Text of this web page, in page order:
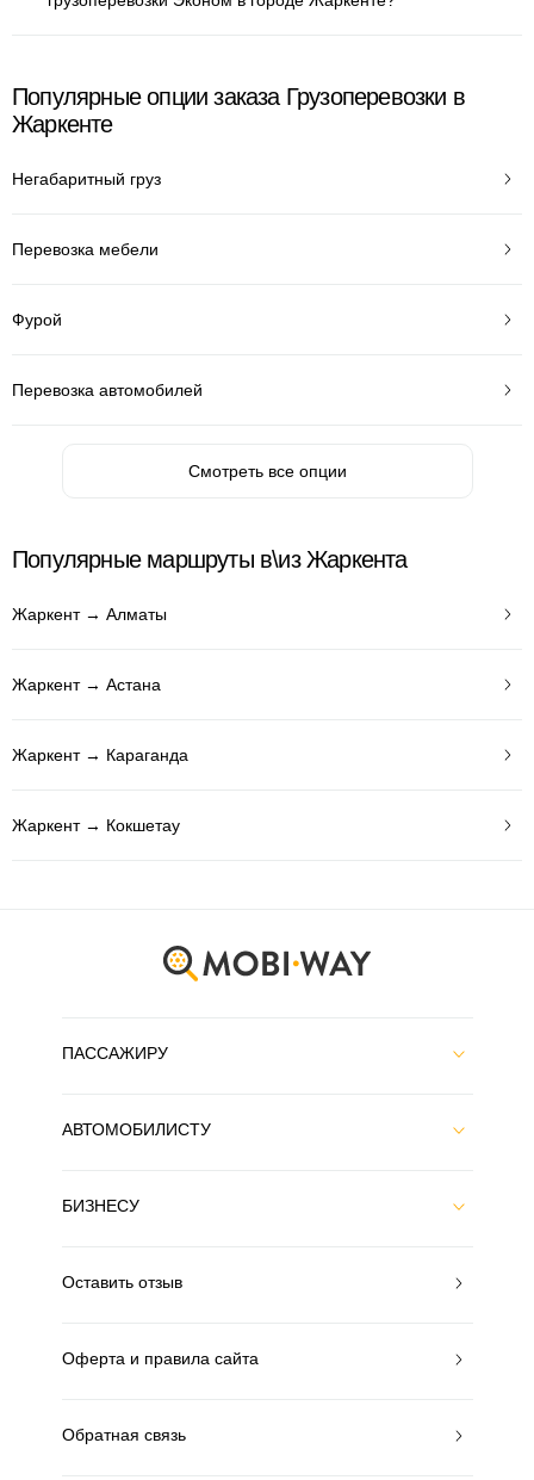
Популярные опции заказа Грузоперевозки в
Жаркенте
Негабаритный груз
Перевозка мебели
Фурой
Перевозка автомобилей
Смотреть все опции
Популярные маршруты в\из Жаркента
Жаркент → Алматы
Жаркент → Астана
Жаркент → Караганда
Жаркент → Кокшетау
ПАССАЖИРУ
АВТОМОБИЛИСТУ
БИЗНЕСУ
Оставить отзыв
Оферта и правила сайта
Обратная связь